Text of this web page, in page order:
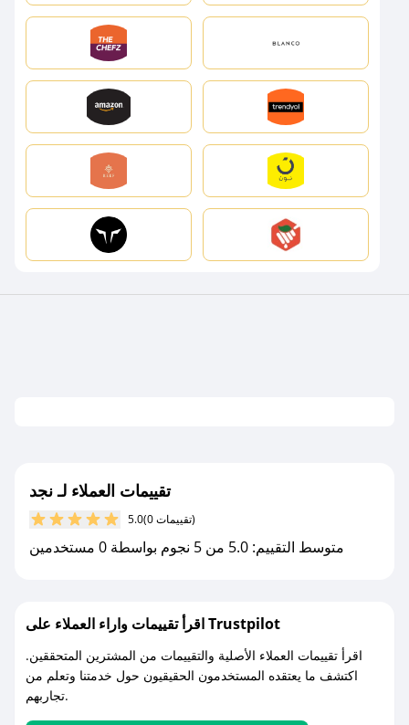
تقييمات العملاء لـ نجد
5.0 (0 تقييمات)
متوسط التقييم: 5.0 من 5 نجوم بواسطة 0 مستخدمين
اقرأ تقييمات واراء العملاء على Trustpilot
اقرأ تقييمات العملاء الأصلية والتقييمات من المشترين المتحققين.
اكتشف ما يعتقده المستخدمون الحقيقيون حول خدمتنا وتعلم من
تجاربهم.